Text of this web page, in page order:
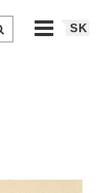
SK